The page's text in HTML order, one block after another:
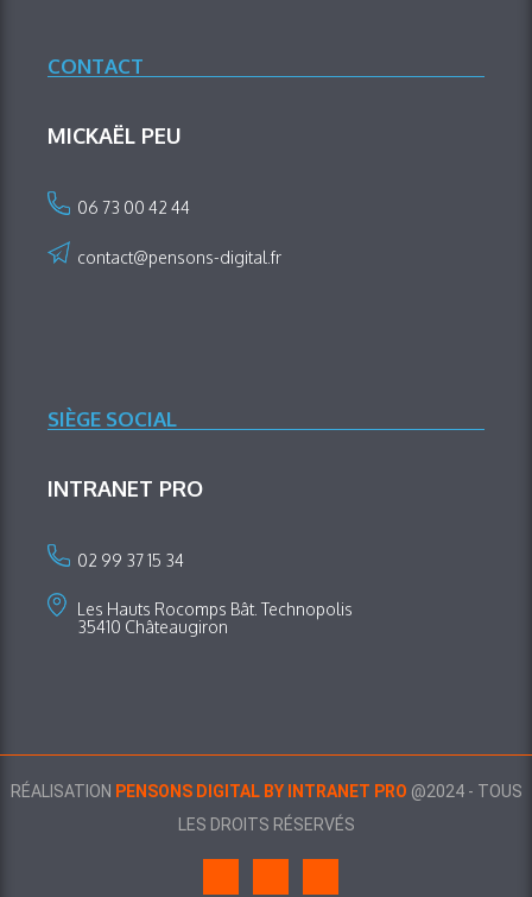
CONTACT
MICKAËL PEU
06 73 00 42 44
contact@pensons-digital.fr
SIÈGE SOCIAL
INTRANET PRO
02 99 37 15 34
Les Hauts Rocomps Bât. Technopolis
35410 Châteaugiron
RÉALISATION PENSONS DIGITAL BY INTRANET PRO @2024 - TOUS
LES DROITS RÉSERVÉS